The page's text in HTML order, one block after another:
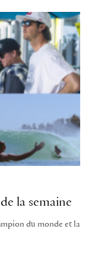
la semaine
du monde et la